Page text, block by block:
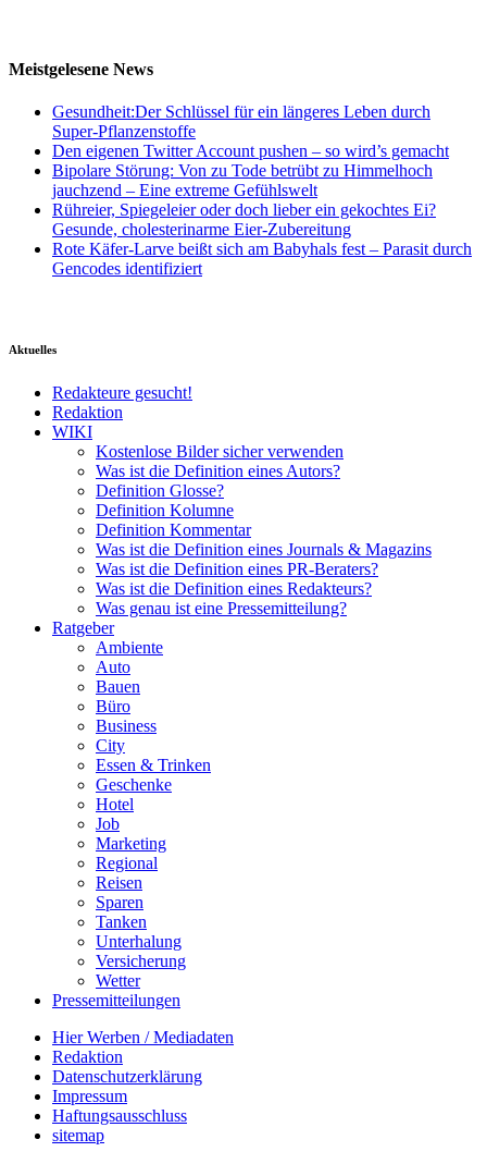
Meistgelesene News
Gesundheit:Der Schlüssel für ein längeres Leben durch
Super-Pflanzenstoffe
Den eigenen Twitter Account pushen – so wird’s gemacht
Bipolare Störung: Von zu Tode betrübt zu Himmelhoch
jauchzend – Eine extreme Gefühlswelt
Rühreier, Spiegeleier oder doch lieber ein gekochtes Ei?
Gesunde, cholesterinarme Eier-Zubereitung
Rote Käfer-Larve beißt sich am Babyhals fest – Parasit durch
Gencodes identifiziert
Aktuelles
Redakteure gesucht!
Redaktion
WIKI
Kostenlose Bilder sicher verwenden
Was ist die Definition eines Autors?
Definition Glosse?
Definition Kolumne
Definition Kommentar
Was ist die Definition eines Journals & Magazins
Was ist die Definition eines PR-Beraters?
Was ist die Definition eines Redakteurs?
Was genau ist eine Pressemitteilung?
Ratgeber
Ambiente
Auto
Bauen
Büro
Business
City
Essen & Trinken
Geschenke
Hotel
Job
Marketing
Regional
Reisen
Sparen
Tanken
Unterhalung
Versicherung
Wetter
Pressemitteilungen
Hier Werben / Mediadaten
Redaktion
Datenschutzerklärung
Impressum
Haftungsausschluss
sitemap